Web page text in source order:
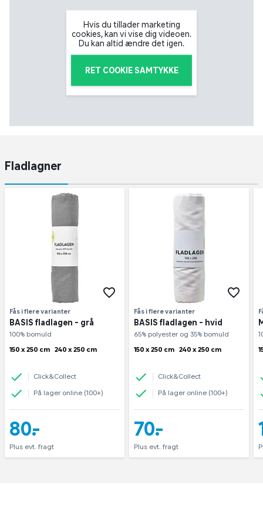
Hvis du tillader marketing
cookies, kan vi vise dig videoen.
Du kan altid ændre det igen.
RET COOKIE SAMTYKKE
Fladlagner
Fås i flere varianter
BASIS fladlagen - grå
100% bomuld
150 x 250 cm 240 x 250 cm
Click&Collect
På lager online (100+)
80,-
Plus evt. fragt
Fås i flere varianter
BASIS fladlagen - hvid
65% polyester og 35% bomuld
150 x 250 cm 240 x 250 cm
Click&Collect
På lager online (100+)
70,-
Plus evt. fragt